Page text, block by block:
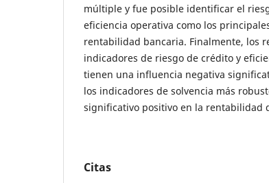
múltiple y fue posible identificar el
eficiencia operativa como los
rentabilidad bancaria. Finalmente, los
indicadores de riesgo de crédito y
tienen una influencia negativa
los indicadores de solvencia más
significativo positivo en la rentabilidad
Citas